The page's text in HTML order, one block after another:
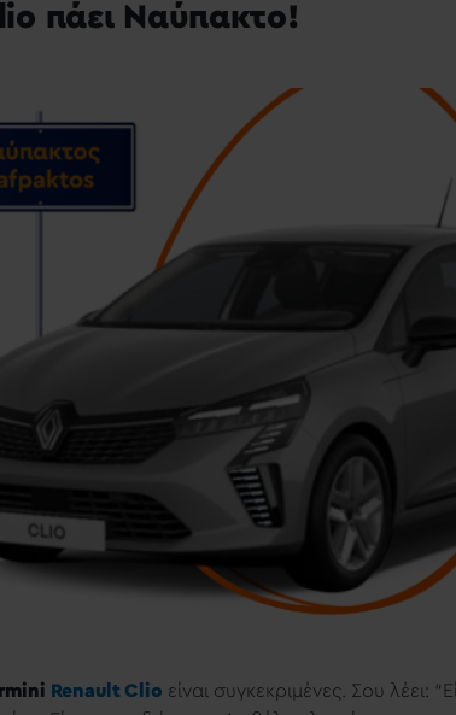
πάει Ναύπακτο!
Renault Clio είναι συγκεκριμένες. Σου λέει: